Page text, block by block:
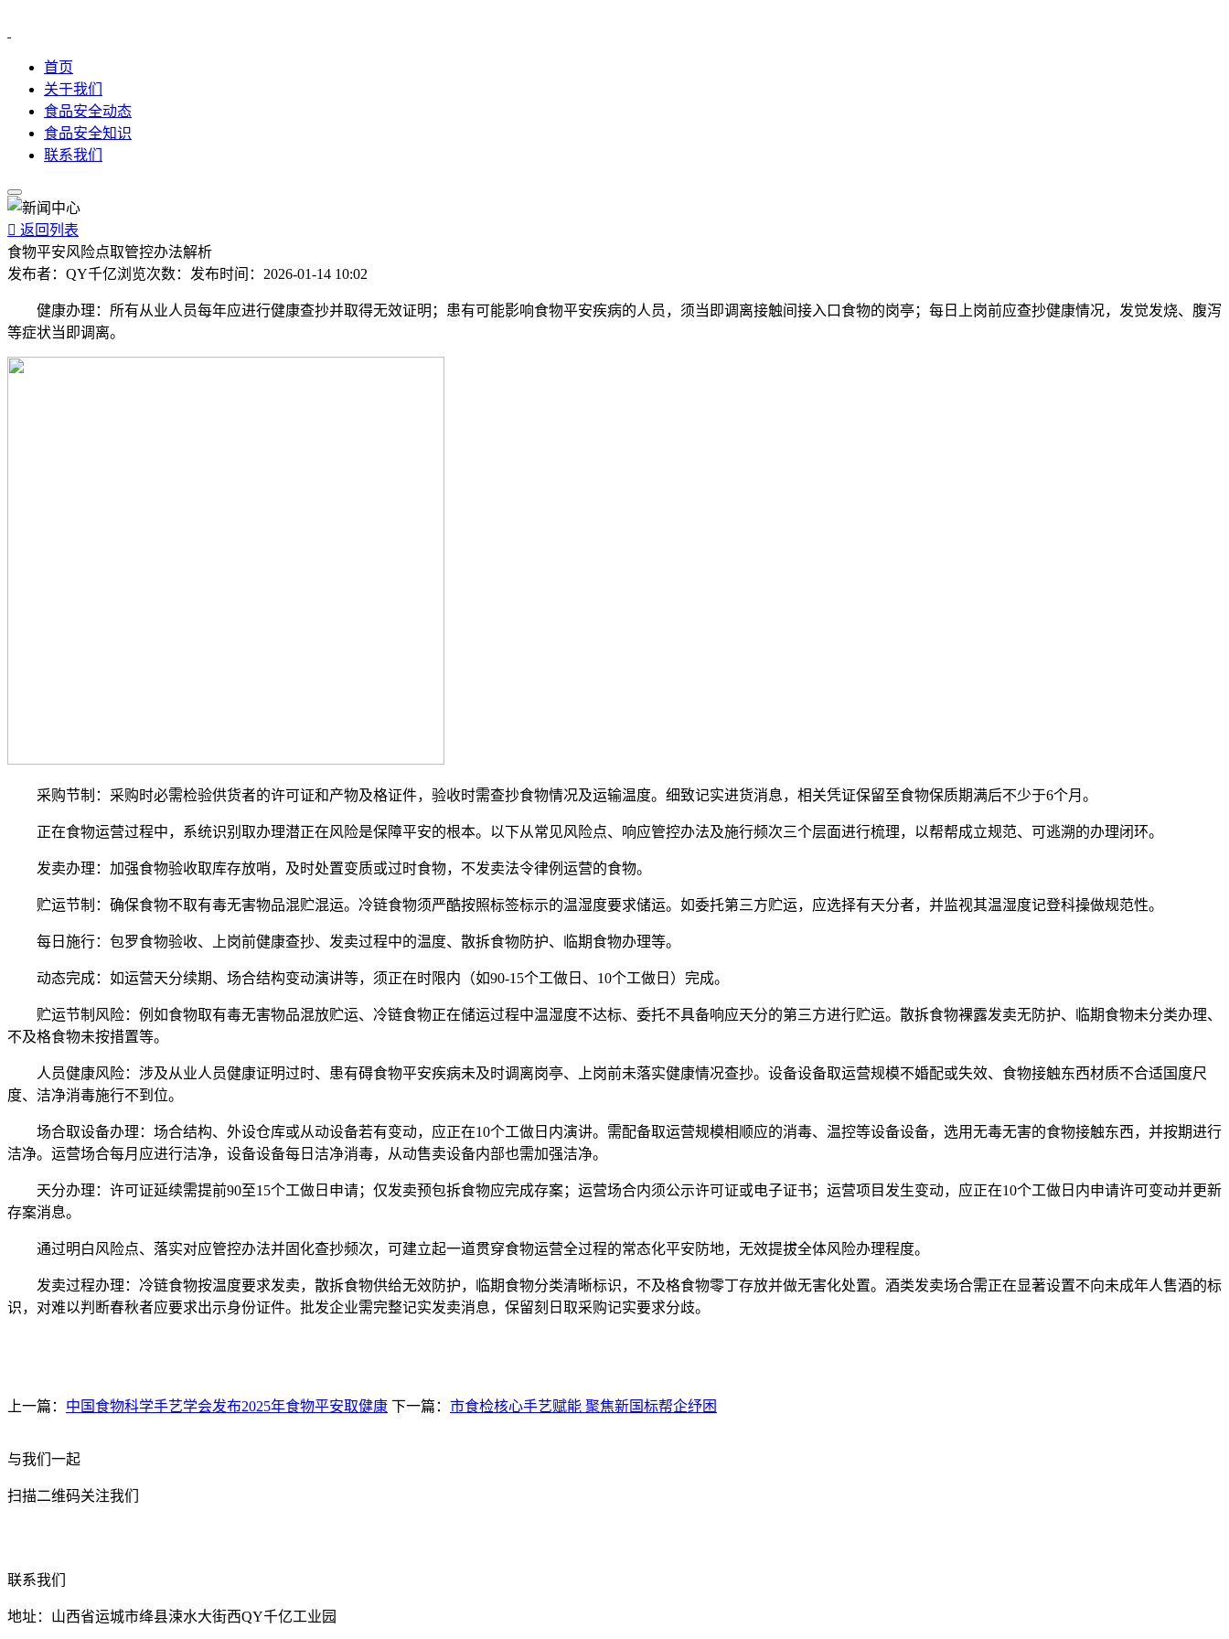
首页
关于我们
食品安全动态
食品安全知识
联系我们
 返回列表
食物平安风险点取管控办法解析
发布者： QY千亿浏览次数： 发布时间： 2026-01-14 10:02
健康办理：所有从业人员每年应进行健康查抄并取得无效证明；患有可能影响食物平安疾病的人员，须当即调离接触间接入口食物的岗亭；每日上岗前应查抄健康情况，发觉发烧、腹泻
等症状当即调离。
采购节制：采购时必需检验供货者的许可证和产物及格证件，验收时需查抄食物情况及运输温度。细致记实进货消息，相关凭证保留至食物保质期满后不少于6个月。
正在食物运营过程中，系统识别取办理潜正在风险是保障平安的根本。以下从常见风险点、响应管控办法及施行频次三个层面进行梳理，以帮帮成立规范、可逃溯的办理闭环。
发卖办理：加强食物验收取库存放哨，及时处置变质或过时食物，不发卖法令律例运营的食物。
贮运节制：确保食物不取有毒无害物品混贮混运。冷链食物须严酷按照标签标示的温湿度要求储运。如委托第三方贮运，应选择有天分者，并监视其温湿度记登科操做规范性。
每日施行：包罗食物验收、上岗前健康查抄、发卖过程中的温度、散拆食物防护、临期食物办理等。
动态完成：如运营天分续期、场合结构变动演讲等，须正在时限内（如90-15个工做日、10个工做日）完成。
贮运节制风险：例如食物取有毒无害物品混放贮运、冷链食物正在储运过程中温湿度不达标、委托不具备响应天分的第三方进行贮运。散拆食物裸露发卖无防护、临期食物未分类办理、
不及格食物未按措置等。
人员健康风险：涉及从业人员健康证明过时、患有碍食物平安疾病未及时调离岗亭、上岗前未落实健康情况查抄。设备设备取运营规模不婚配或失效、食物接触东西材质不合适国度尺
度、洁净消毒施行不到位。
场合取设备办理：场合结构、外设仓库或从动设备若有变动，应正在10个工做日内演讲。需配备取运营规模相顺应的消毒、温控等设备设备，选用无毒无害的食物接触东西，并按期进行
洁净。运营场合每月应进行洁净，设备设备每日洁净消毒，从动售卖设备内部也需加强洁净。
天分办理：许可证延续需提前90至15个工做日申请；仅发卖预包拆食物应完成存案；运营场合内须公示许可证或电子证书；运营项目发生变动，应正在10个工做日内申请许可变动并更新
存案消息。
通过明白风险点、落实对应管控办法并固化查抄频次，可建立起一道贯穿食物运营全过程的常态化平安防地，无效提拔全体风险办理程度。
发卖过程办理：冷链食物按温度要求发卖，散拆食物供给无效防护，临期食物分类清晰标识，不及格食物零丁存放并做无害化处置。酒类发卖场合需正在显著设置不向未成年人售酒的标
识，对难以判断春秋者应要求出示身份证件。批发企业需完整记实发卖消息，保留刻日取采购记实要求分歧。
上一篇： 中国食物科学手艺学会发布2025年食物平安取健康 下一篇： 市食检核心手艺赋能 聚焦新国标帮企纾困
与我们一起
扫描二维码关注我们
联系我们
地址：山西省运城市绛县涑水大街西QY千亿工业园